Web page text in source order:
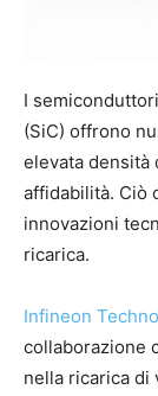
I
(SiC) offrono
elevata densità
affidabilità. Ciò
innovazioni
ricarica.
Infineon
collaborazione
nella ricarica